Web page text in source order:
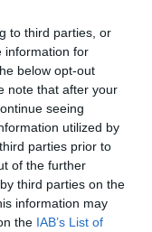
to third parties, or
information for
below opt-out
note that after your
seeing
utilized by
parties prior to
of the further
third parties on the
information may
the IAB’s List of